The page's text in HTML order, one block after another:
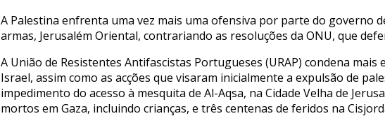
A Palestina enfrenta uma vez mais uma ofensiva por parte do governo
armas, Jerusalém Oriental, contrariando as resoluções da ONU, que
A União de Resistentes Antifascistas Portugueses (URAP) condena
Israel, assim como as acções que visaram inicialmente a expulsão de
impedimento do acesso à mesquita de Al-Aqsa, na Cidade Velha de
mortos em Gaza, incluindo crianças, e três centenas de feridos na